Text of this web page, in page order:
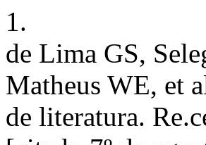
1.
de Lima GS,
Matheus WE, et
de literatura.